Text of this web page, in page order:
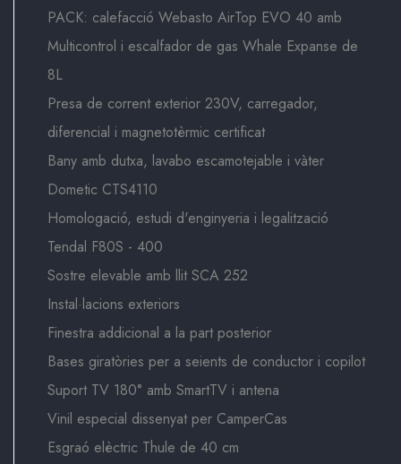
PACK: calefacció Webasto AirTop EVO 40 amb
Multicontrol i escalfador de gas Whale Expanse de
8L
Presa de corrent exterior 230V, carregador,
diferencial i magnetotèrmic certificat
Bany amb dutxa, lavabo escamotejable i vàter
Dometic CTS4110
Homologació, estudi d'enginyeria i legalització
Tendal F80S - 400
Sostre elevable amb llit SCA 252
Instal·lacions exteriors
Finestra addicional a la part posterior
Bases giratòries per a seients de conductor i copilot
Suport TV 180° amb SmartTV i antena
Vinil especial dissenyat per CamperCas
Esgraó elèctric Thule de 40 cm